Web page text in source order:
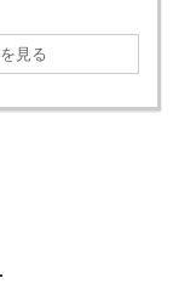
見る